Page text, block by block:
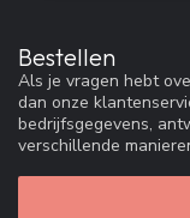
Bestellen
Als je vragen hebt
dan onze
bedrijfsgegevens,
verschillende